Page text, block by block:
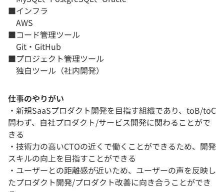
■インフラ
AWS
■コード管理ツール
Git・GitHub
■プロジェクト管理ツール
独自ツール（社内開発）
仕事のやりがい
・新規SaaSプロダクト開発を目指す組織であり、toB/toC
問わず、自社プロダクト/サービス開発に関わることがで
きる
・技術力の高いCTOの近くで働くことができるため、開発
スキルの向上を目指すことができる
・ユーザーとの距離感が近いため、ユーザーの声を反映し
たプロダクト開発/プロダクト改善に向き合うことができ